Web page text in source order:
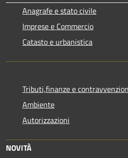
Anagrafe e stato civile
Imprese e Commercio
Catasto e urbanistica
Tributi,finanze e
Ambiente
Autorizzazioni
NOVITÀ